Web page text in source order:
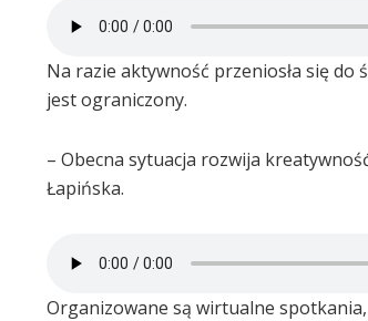
Na razie aktywność przeniosła się
jest ograniczony.
– Obecna sytuacja rozwija
Łapińska.
Organizowane są wirtualne